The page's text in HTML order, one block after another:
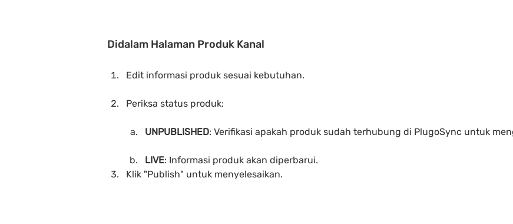
Didalam Halaman Produk Kanal
Edit informasi produk sesuai kebutuhan.
Periksa status produk:
UNPUBLISHED: Verifikasi apakah produk sudah terhubung di PlugoSync untuk
LIVE: Informasi produk akan diperbarui.
Klik "Publish" untuk menyelesaikan.